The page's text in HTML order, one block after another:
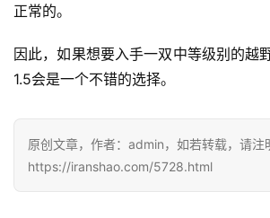
正常的。
因此，如果想要入手一双中等级别的越
1.5会是一个不错的选择。
原创文章，作者：admin，如若转载，请注
https://iranshao.com/5728.html